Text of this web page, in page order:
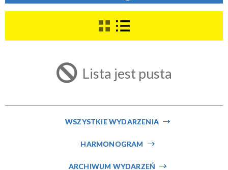
Trwające w zakresie
—
Miejsce
ten
filtr
Lista jest pusta
WSZYSTKIE WYDARZENIA
HARMONOGRAM
ARCHIWUM WYDARZEŃ